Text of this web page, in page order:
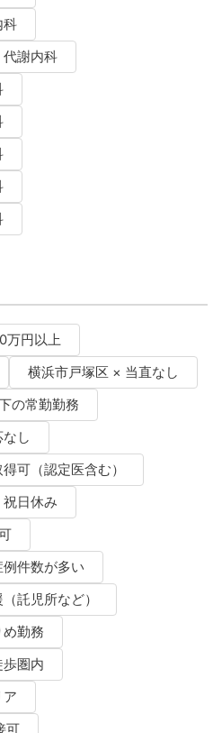
科
謝内科
万円以上
横浜市戸塚区 × 当直なし
の常勤勤務
し
可（認定医含む）
日休み
件数が多い
託児所など）
勤務
圏内
可